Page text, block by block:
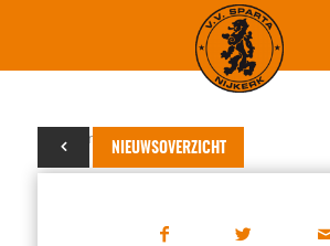
NIEUWSOVERZICHT
22 maart 2023